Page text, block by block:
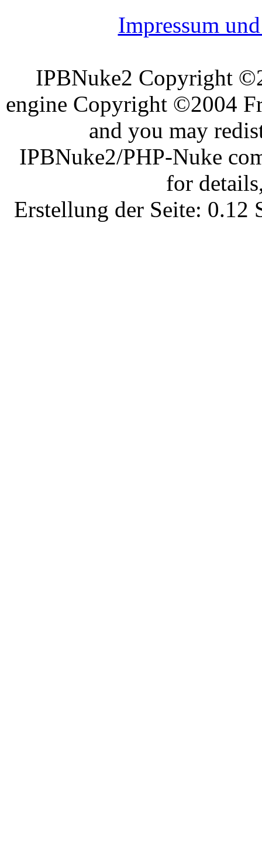
Impressum
IPBNuke2 Copyright
engine Copyright ©2004
and you may
IPBNuke2/PHP-Nuke
for
Erstellung der Seite: 0.12